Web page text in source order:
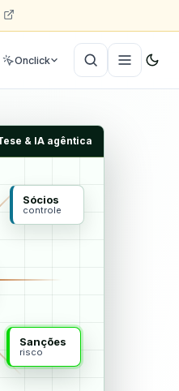
Onclick
& IA agêntica
Sócios
controle
Sanções
risco